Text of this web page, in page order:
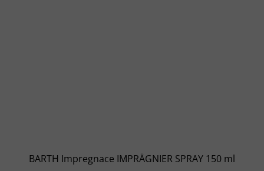
BARTH Impregnace IMPRÄGNIER SPRAY 150 ml